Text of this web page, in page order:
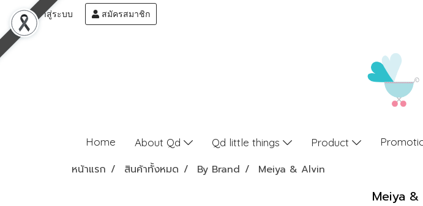
เข้าสู่ระบบ สมัครสมาชิก
Home About Qd Qd little things Product
หน้าแรก สินค้าทั้งหมด By Brand Meiya & Alvin
Meiya